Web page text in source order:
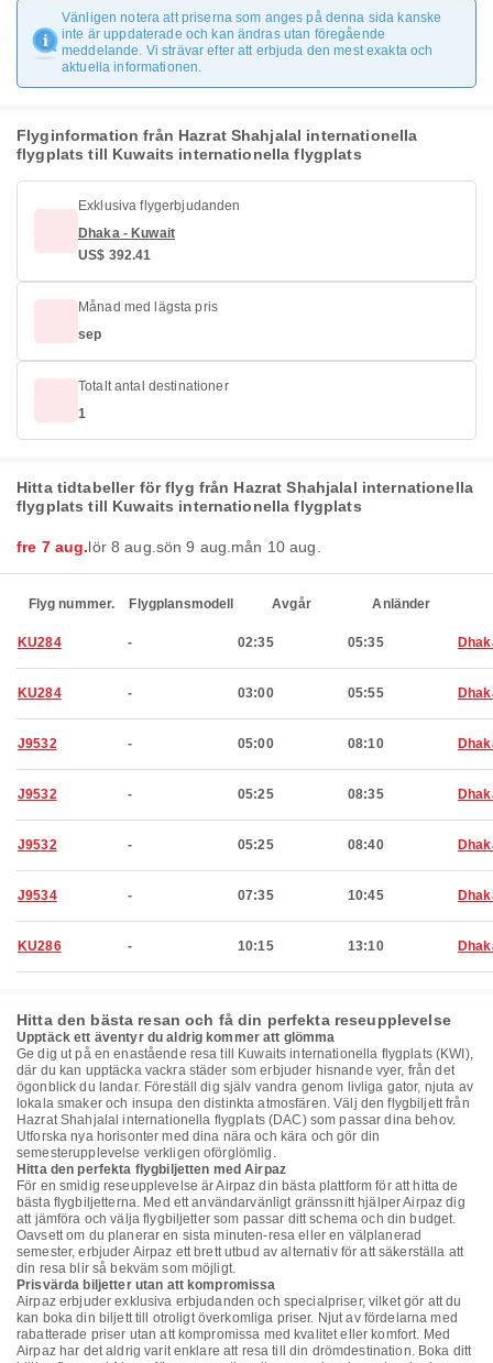
Vänligen notera att priserna som anges på denna sida kanske
inte är uppdaterade och kan ändras utan föregående
meddelande. Vi strävar efter att erbjuda den mest exakta och
aktuella informationen.
Flyginformation från Hazrat Shahjalal internationella
flygplats till Kuwaits internationella flygplats
Exklusiva flygerbjudanden
Dhaka - Kuwait
US$ 392.41
Månad med lägsta pris
sep
Totalt antal destinationer
1
Hitta tidtabeller för flyg från Hazrat Shahjalal internationella
flygplats till Kuwaits internationella flygplats
fre 7 aug.lör 8 aug. sön 9 aug. mån 10 aug.
Flyg nummer. Flygplansmodell Avgår Anländer
KU284 - 02:35 05:35
KU284 - 03:00 05:55
J9532 - 05:00 08:10
J9532 - 05:25 08:35
J9532 - 05:25 08:40
J9534 - 07:35 10:45
KU286 - 10:15 13:10
Hitta den bästa resan och få din perfekta reseupplevelse
Upptäck ett äventyr du aldrig kommer att glömma
Ge dig ut på en enastående resa till Kuwaits internationella flygplats (KWI),
där du kan upptäcka vackra städer som erbjuder hisnande vyer, från det
ögonblick du landar. Föreställ dig själv vandra genom livliga gator, njuta av
lokala smaker och insupa den distinkta atmosfären. Välj den flygbiljett från
Hazrat Shahjalal internationella flygplats (DAC) som passar dina behov.
Utforska nya horisonter med dina nära och kära och gör din
semesterupplevelse verkligen oförglömlig.
Hitta den perfekta flygbiljetten med Airpaz
För en smidig reseupplevelse är Airpaz din bästa plattform för att hitta de
bästa flygbiljetterna. Med ett användarvänligt gränssnitt hjälper Airpaz dig
att jämföra och välja flygbiljetter som passar ditt schema och din budget.
Oavsett om du planerar en sista minuten-resa eller en välplanerad
semester, erbjuder Airpaz ett brett utbud av alternativ för att säkerställa att
din resa blir så bekväm som möjligt.
Prisvärda biljetter utan att kompromissa
Airpaz erbjuder exklusiva erbjudanden och specialpriser, vilket gör att du
kan boka din biljett till otroligt överkomliga priser. Njut av fördelarna med
rabatterade priser utan att kompromissa med kvalitet eller komfort. Med
Airpaz har det aldrig varit enklare att resa till din drömdestination. Boka ditt